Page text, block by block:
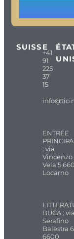
SUISSE
+41
91
225
37
15
ENTRÉE
: via
Vincenzo
Vela 5
Locarno
BUCA : via
Serafino
Balestra 6
6600